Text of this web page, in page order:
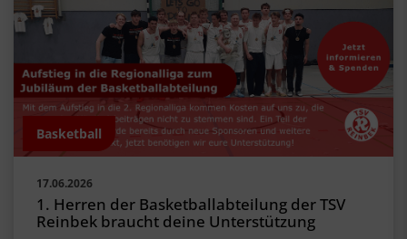
Basketball
17.06.2026
1. Herren der Basketballabteilung der TSV
Reinbek braucht deine Unterstützung